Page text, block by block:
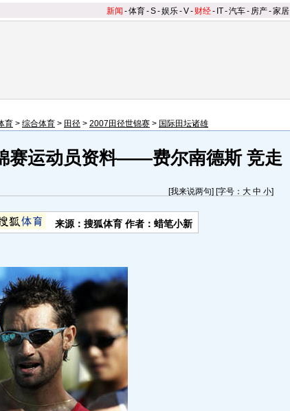
新闻 -体育-S-娱乐-V- 财经- IT-汽车- 房产-家居
育 > 综合体育 > 田径 > 2007田径世锦赛 > 国际田坛诸雄
赛运动员资料——费尔南德斯 竞走
[我来说两句] [字号： 大 中 小]
来源：搜狐体育 作者：蜡笔小新